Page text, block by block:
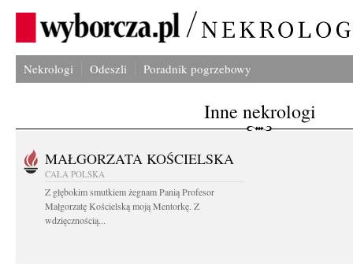
Nekrologi Odeszli Poradnik pogrzebowy
Inne nekrologi
MAŁGORZATA KOŚCIELSKA
CAŁA POLSKA
Z głębokim smutkiem żegnam Panią Profesor
Małgorzatę Kościelską moją Mentorkę. Z
wdzięcznością...